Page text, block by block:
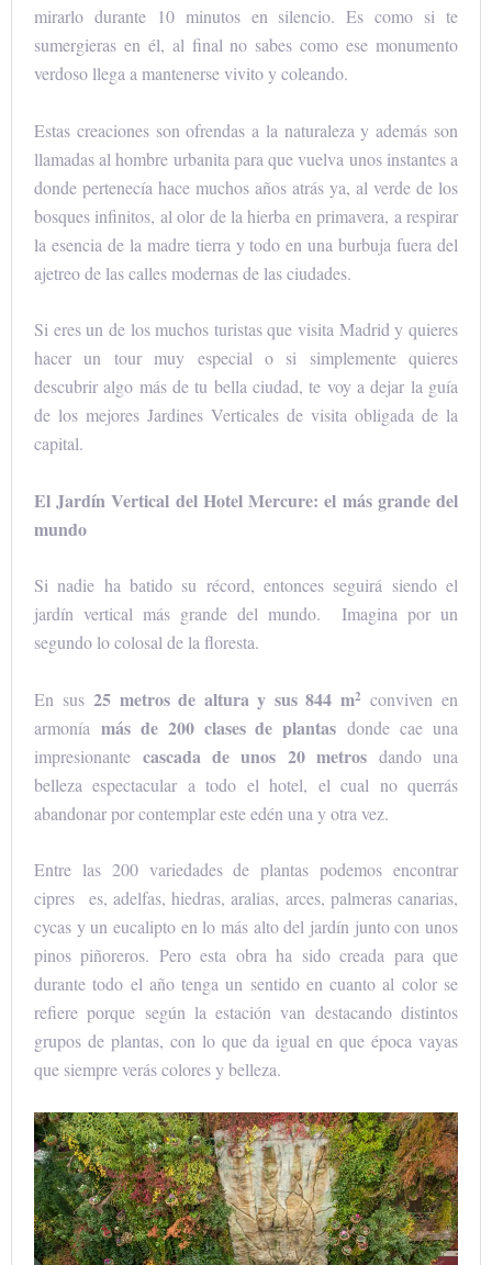
mirarlo durante 10 minutos en silencio. Es como si te
sumergieras en él, al final no sabes como ese monumento
verdoso llega a mantenerse vivito y coleando.
Estas creaciones son ofrendas a la naturaleza y además son
llamadas al hombre urbanita para que vuelva unos instantes a
donde pertenecía hace muchos años atrás ya, al verde de los
bosques infinitos, al olor de la hierba en primavera, a respirar
la esencia de la madre tierra y todo en una burbuja fuera del
ajetreo de las calles modernas de las ciudades.
Si eres un de los muchos turistas que visita Madrid y quieres
hacer un tour muy especial o si simplemente quieres
descubrir algo más de tu bella ciudad, te voy a dejar la guía
de los mejores Jardines Verticales de visita obligada de la
capital.
El Jardín Vertical del Hotel Mercure: el más grande del
mundo
Si nadie ha batido su récord, entonces seguirá siendo el
jardín vertical más grande del mundo. Imagina por un
segundo lo colosal de la floresta.
En sus 25 metros de altura y sus 844 m2 conviven en
armonía más de 200 clases de plantas donde cae una
impresionantecascada de unos 20 metrosdando una
belleza espectacular a todo el hotel, el cual no querrás
abandonar por contemplar este edén una y otra vez.
Entre las 200 variedades de plantas podemos encontrar
cipres es, adelfas, hiedras, aralias, arces, palmeras canarias,
cycas y un eucalipto en lo más alto del jardín junto con unos
pinos piñoreros. Pero esta obra ha sido creada para que
durante todo el año tenga un sentido en cuanto al color se
refiere porque según la estación van destacando distintos
grupos de plantas, con lo que da igual en que época vayas
que siempre verás colores y belleza.